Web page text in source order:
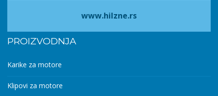
www.hilzne.rs
PROIZVODNJA
Karike za motore
Klipovi za motore